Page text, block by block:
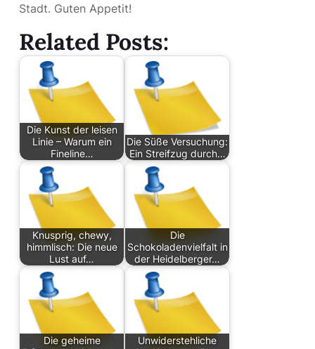
Stadt. Guten Appetit!
Related Posts:
Die Kunst der leisen
Linie – Warum ein
Fineline…
Die Süße Versuchung:
Ein Streifzug durch…
Knusprig, chewy,
himmlisch: Die neue
Lust auf…
Die
Schokoladenvielfalt in
der Heidelberger…
Die geheime
Unwiderstehliche